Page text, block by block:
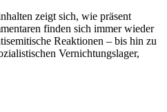
zeigt sich, wie präsent
finden sich immer wieder
Reaktionen – bis hin zu
Vernichtungslager,